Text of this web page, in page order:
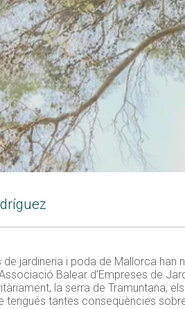
de jardineria i poda de Mallorca
Balear d’Empreses de
la serra de Tramuntana,
tengués tantes conseqüències